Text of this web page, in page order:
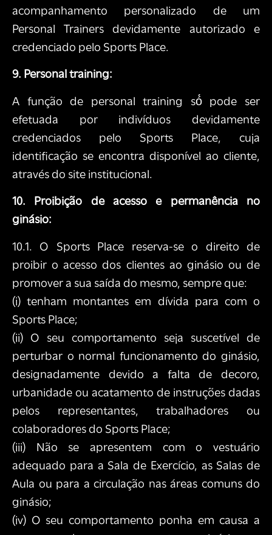
acompanhamento personalizado de um
Personal Trainers devidamente autorizado e
credenciado pelo Sports Place.
9. Personal training:
A função de personal training só́ pode ser
efetuada por indivíduos devidamente
credenciados pelo Sports Place, cuja
identificação se encontra disponível ao cliente,
através do site institucional.
10. Proibição de acesso e permanência no
ginásio:
10.1. O Sports Place reserva-se o direito de
proibir o acesso dos clientes ao ginásio ou de
promover a sua saída do mesmo, sempre que:
(i) tenham montantes em dívida para com o
Sports Place;
(ii) O seu comportamento seja suscetível de
perturbar o normal funcionamento do ginásio,
designadamente devido a falta de decoro,
urbanidade ou acatamento de instruções dadas
pelos representantes, trabalhadores ou
colaboradores do Sports Place;
(iii) Não se apresentem com o vestuário
adequado para a Sala de Exercício, as Salas de
Aula ou para a circulação nas áreas comuns do
ginásio;
(iv) O seu comportamento ponha em causa a